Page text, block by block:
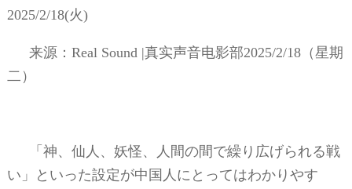
2025/2/18(火)
来源： Real Sound |真实声音电影部2025/2/18（星期
二）
「神、仙人、妖怪、人間の間で繰り広げられる戦
い」といった設定が中国人にとってはわかりやす